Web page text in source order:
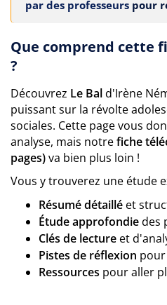
par des professeurs pour
Que comprend cette
?
Découvrez Le Bald'Irène
puissant sur la révolte
sociales. Cette page vous
analyse, mais notrefiche
pages)va bien plus loin !
Vous y trouverez une étude
Résumé détaillé et
Étude approfondiedes
Clés de lecture et
Pistes de réflexion pour
Ressources pour aller